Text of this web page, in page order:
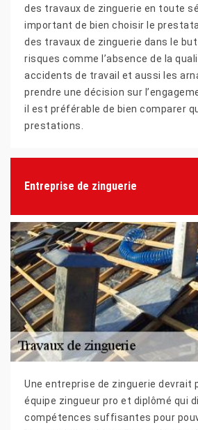
des travaux de zinguerie en toute
important de bien choisir le
des travaux de zinguerie dans le
risques comme l’absence de la
accidents de travail et aussi les
prendre une décision sur
il est préférable de bien comparer
prestations.
Entreprise de zinguerie
Une entreprise de zinguerie devrait
équipe zingueur pro et diplômé qui
compétences suffisantes pour